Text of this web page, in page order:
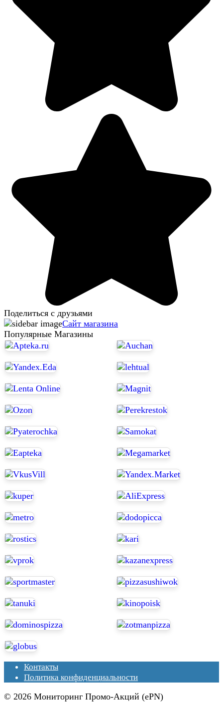
Поделиться с друзьями
Сайт магазина
Популярные Магазины
Контакты
Политика конфиденциальности
© 2026 Мониторинг Промо-Акций (ePN)